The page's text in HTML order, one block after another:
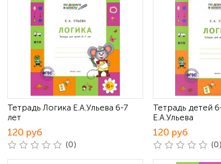
Тетрадь Логика Е.А.Ульева 6-7
лет
120 руб
(0)
Тетрадь детей
Е.А.Ульева
120 руб